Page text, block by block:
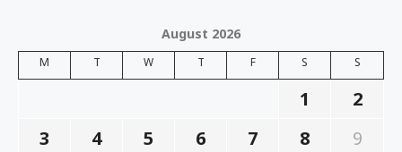
August 2026
M T W T F S S
1
2
3
4 5 6 7 8
9